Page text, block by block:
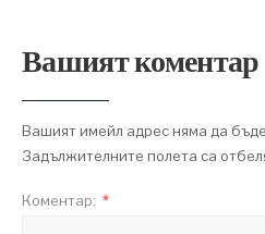
Вашият коментар
Вашият имейл адрес няма да бъде
Задължителните полета са
Коментар: *